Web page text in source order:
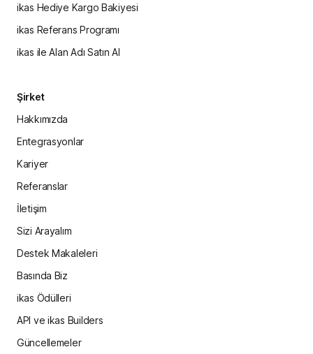
ikas Hediye Kargo Bakiyesi
ikas Referans Programı
ikas ile Alan Adı Satın Al
Şirket
Hakkımızda
Entegrasyonlar
Kariyer
Referanslar
İletişim
Sizi Arayalım
Destek Makaleleri
Basında Biz
ikas Ödülleri
API ve ikas Builders
Güncellemeler